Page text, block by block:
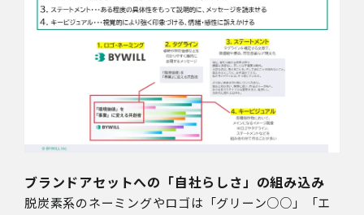
ブランドアセットへの「自社らしさ」の組み込み
脱炭素系のネーミングやロゴは「グリーン○○」「エ